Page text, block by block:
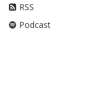
RSS
Podcast